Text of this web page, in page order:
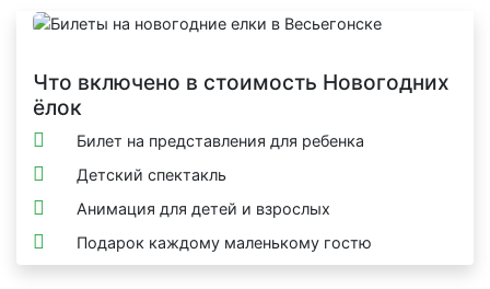
Что включено в стоимость Новогодних
ёлок
Билет на представления для ребенка
Детский спектакль
Анимация для детей и взрослых
Подарок каждому маленькому гостю